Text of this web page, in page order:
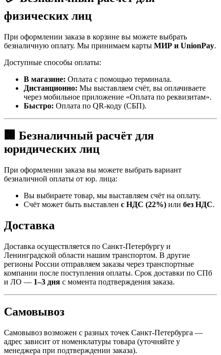
физических лиц
При оформлении заказа в корзине вы можете выбрать
безналичную оплату. Мы принимаем карты МИР и UnionPay.
Доступные способы оплаты:
В магазине: Оплата с помощью терминала.
Дистанционно: Мы выставляем счёт, вы оплачиваете
через мобильное приложение «Оплата по реквизитам».
Быстро: Оплата по QR-коду (СБП).
🏢 Безналичный расчёт для
юридических лиц
При оформлении заказа вы можете выбрать вариант
безналичной оплаты от юр. лица:
Вы выбираете товар, мы выставляем счёт на оплату.
Счёт может быть выставлен с НДС (22%) или без НДС.
Доставка
Доставка осуществляется по Санкт-Петербургу и
Ленинградской области нашим транспортом. В другие
регионы России отправляем заказы через транспортные
компании после поступления оплаты. Срок доставки по СПб
и ЛО — 1–3 дня с момента подтверждения заказа.
Самовывоз
Самовывоз возможен с разных точек Санкт-Петербурга —
адрес зависит от номенклатуры товара (уточняйте у
менеджера при подтверждении заказа).